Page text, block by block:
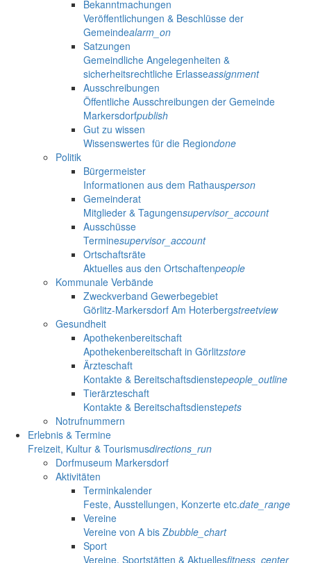
Bekanntmachungen
Veröffentlichungen & Beschlüsse der
Gemeindealarm_on
Satzungen
Gemeindliche Angelegenheiten &
sicherheitsrechtliche Erlasseassignment
Ausschreibungen
Öffentliche Ausschreibungen der Gemeinde
Markersdorfpublish
Gut zu wissen
Wissenswertes für die Regiondone
Politik
Bürgermeister
Informationen aus dem Rathausperson
Gemeinderat
Mitglieder & Tagungensupervisor_account
Ausschüsse
Terminesupervisor_account
Ortschaftsräte
Aktuelles aus den Ortschaftenpeople
Kommunale Verbände
Zweckverband Gewerbegebiet
Görlitz-Markersdorf Am Hoterbergstreetview
Gesundheit
Apothekenbereitschaft
Apothekenbereitschaft in Görlitzstore
Ärzteschaft
Kontakte & Bereitschaftsdienstepeople_outline
Tierärzteschaft
Kontakte & Bereitschaftsdienstepets
Notrufnummern
Erlebnis & Termine
Freizeit, Kultur & Tourismusdirections_run
Dorfmuseum Markersdorf
Aktivitäten
Terminkalender
Feste, Ausstellungen, Konzerte etc.date_range
Vereine
Vereine von A bis Zbubble_chart
Sport
Vereine, Sportstätten & Aktuellesfitness_center